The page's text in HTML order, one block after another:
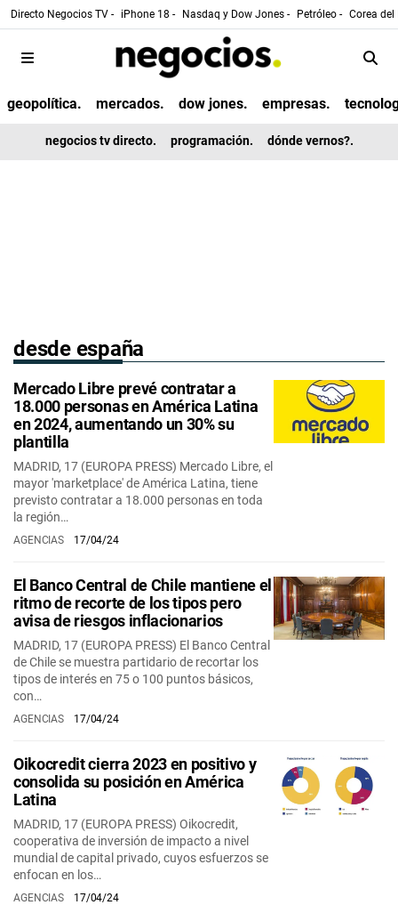
Directo Negocios TV - iPhone 18 - Nasdaq y Dow Jones - Petróleo - Corea
geopolítica. mercados. dow jones. empresas.
negocios tv directo. programación. dónde vernos?.
desde españa
Mercado Libre prevé contratar a
18.000 personas en América Latina
en 2024, aumentando un 30% su
plantilla
MADRID, 17 (EUROPA PRESS) Mercado Libre, el
mayor 'marketplace' de América Latina, tiene
previsto contratar a 18.000 personas en toda
la región…
AGENCIAS 17/04/24
El Banco Central de Chile mantiene el
ritmo de recorte de los tipos pero
avisa de riesgos inflacionarios
MADRID, 17 (EUROPA PRESS) El Banco Central
de Chile se muestra partidario de recortar los
tipos de interés en 75 o 100 puntos básicos,
con…
AGENCIAS 17/04/24
Oikocredit cierra 2023 en positivo y
consolida su posición en América
Latina
MADRID, 17 (EUROPA PRESS) Oikocredit,
cooperativa de inversión de impacto a nivel
mundial de capital privado, cuyos esfuerzos se
enfocan en los…
AGENCIAS 17/04/24